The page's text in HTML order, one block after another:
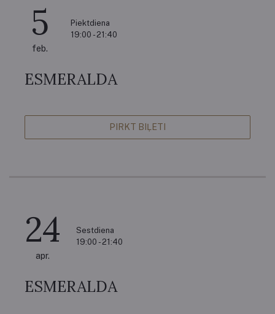
5
feb.
Piektdiena
19:00 - 21:40
ESMERALDA
PIRKT BIĻETI
24
apr.
Sestdiena
19:00 - 21:40
ESMERALDA